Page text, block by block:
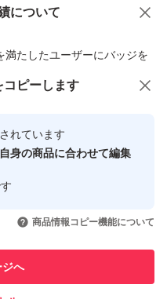
について
たしたユーザーにバッジを
・安全なユーザーです
引を完了させた実績があります
の取引実績があります
商品への質問
コピーします
されています
身の商品に合わせて編集
商品情報コピー機能について
ジへ
メ